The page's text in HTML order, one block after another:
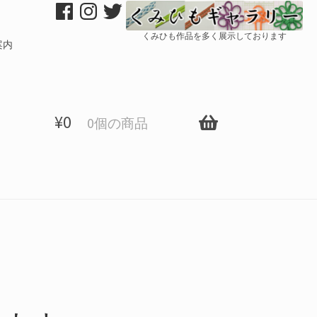
内
¥0 0個の商品
くみひも作品を多く展示しております